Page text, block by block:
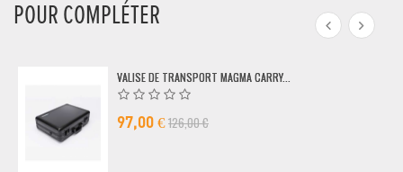
POUR COMPLÉTER
VALISE DE TRANSPORT MAGMA CARRY...
97,00 €126,00 €